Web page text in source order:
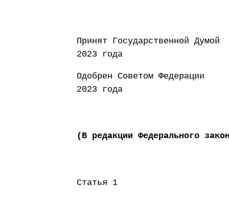
Принят
2023 года
Одобрен
2023 года
(В редакции Федерального
Статья 1